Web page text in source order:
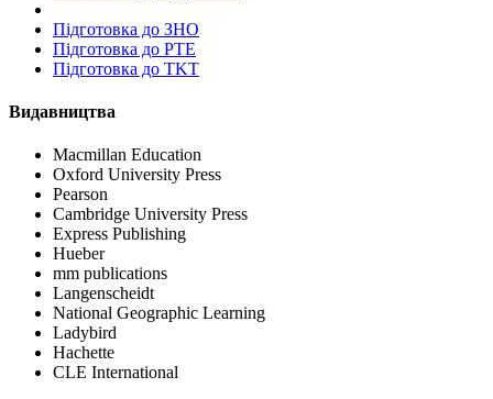
Пiдготовка до ЗНО
Підготовка до PTE
Підготовка до TKT
Видавництва
Macmillan Education
Oxford University Press
Pearson
Cambridge University Press
Express Publishing
Hueber
mm publications
Langenscheidt
National Geographic Learning
Ladybird
Hachette
CLE International